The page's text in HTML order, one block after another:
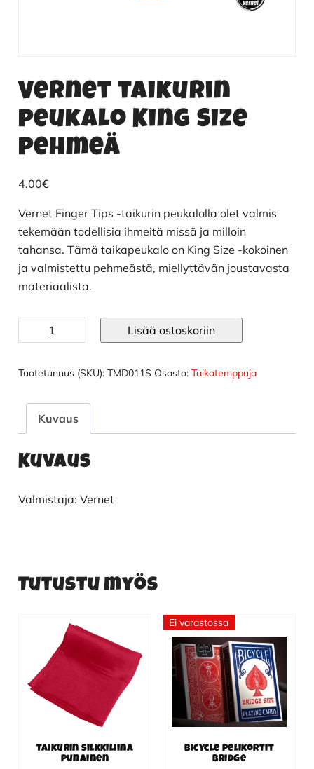
Vernet taikurin
peukalo King Size
pehmeä
4.00€
Vernet Finger Tips -taikurin peukalolla olet valmis
tekemään todellisia ihmeitä missä ja milloin
tahansa. Tämä taikapeukalo on King Size -kokoinen
ja valmistettu pehmeästä, miellyttävän joustavasta
materiaalista.
taikurin
King
pehmeä
määrä
Lisää ostoskoriin
Tuotetunnus (SKU): TMD011S Osasto: Taikatemppuja
Kuvaus
Kuvaus
Valmistaja: Vernet
Tutustu myös
Taikurin silkkiliina
punainen
Ei varastossa
Bicycle pelikortit
Bridge
Tällä
tuotteella
on
useampi
muunnelma.
Voit
tehdä
valinnat